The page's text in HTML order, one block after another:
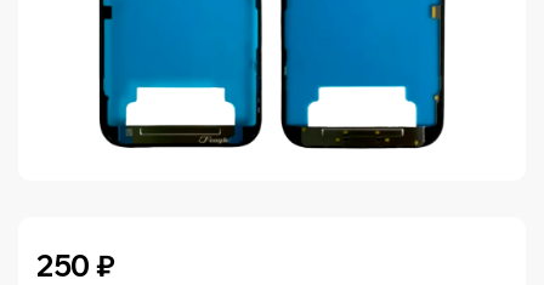
250 ₽